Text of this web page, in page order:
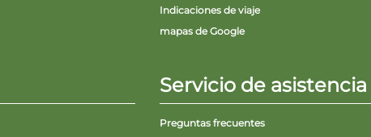
Indicaciones de viaje
mapas de Google
Servicio de asistencia
Preguntas frecuentes